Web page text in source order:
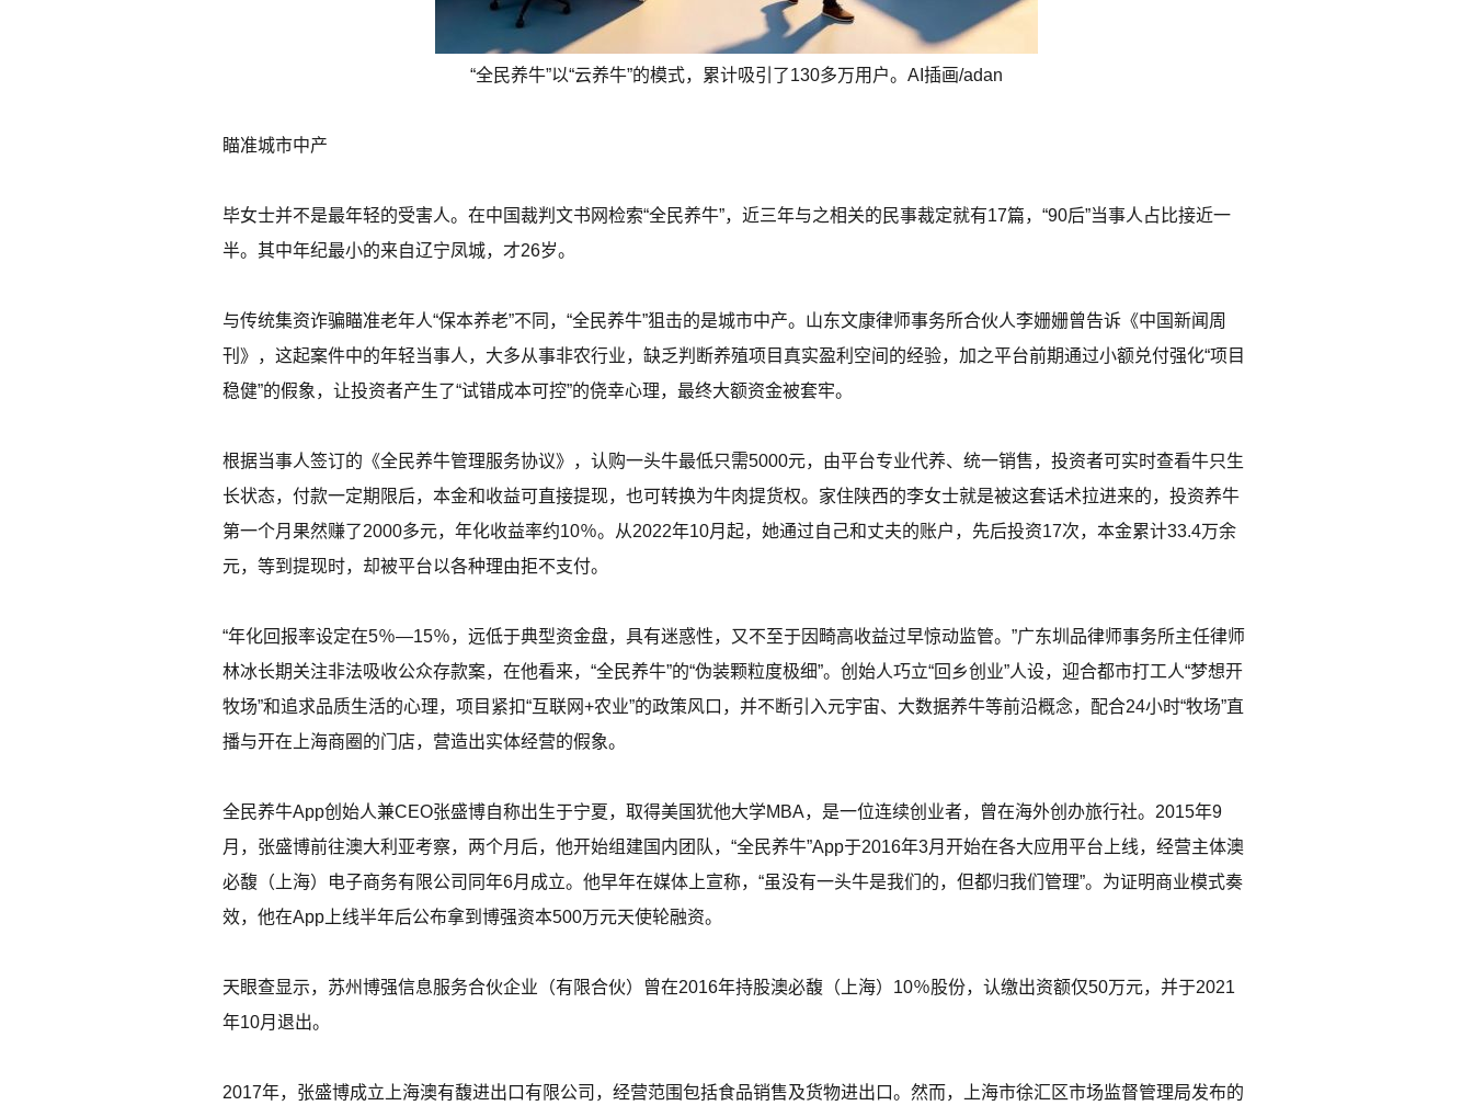
“全民养牛”以“云养牛”的模式，累计吸引了130多万用户。AI插画/adan
瞄准城市中产
毕女士并不是最年轻的受害人。在中国裁判文书网检索“全民养牛”，近三年与之相关的民事裁定就有17篇，“90后”当事人占比接近一
半。其中年纪最小的来自辽宁凤城，才26岁。
与传统集资诈骗瞄准老年人“保本养老”不同，“全民养牛”狙击的是城市中产。山东文康律师事务所合伙人李姗姗曾告诉《中国新闻周
刊》，这起案件中的年轻当事人，大多从事非农行业，缺乏判断养殖项目真实盈利空间的经验，加之平台前期通过小额兑付强化“项目
稳健”的假象，让投资者产生了“试错成本可控”的侥幸心理，最终大额资金被套牢。
根据当事人签订的《全民养牛管理服务协议》，认购一头牛最低只需5000元，由平台专业代养、统一销售，投资者可实时查看牛只生
长状态，付款一定期限后，本金和收益可直接提现，也可转换为牛肉提货权。家住陕西的李女士就是被这套话术拉进来的，投资养牛
第一个月果然赚了2000多元，年化收益率约10％。从2022年10月起，她通过自己和丈夫的账户，先后投资17次，本金累计33.4万余
元，等到提现时，却被平台以各种理由拒不支付。
“年化回报率设定在5％—15％，远低于典型资金盘，具有迷惑性，又不至于因畸高收益过早惊动监管。”广东圳品律师事务所主任律师
林冰长期关注非法吸收公众存款案，在他看来，“全民养牛”的“伪装颗粒度极细”。创始人巧立“回乡创业”人设，迎合都市打工人“梦想开
牧场”和追求品质生活的心理，项目紧扣“互联网+农业”的政策风口，并不断引入元宇宙、大数据养牛等前沿概念，配合24小时“牧场”直
播与开在上海商圈的门店，营造出实体经营的假象。
全民养牛App创始人兼CEO张盛博自称出生于宁夏，取得美国犹他大学MBA，是一位连续创业者，曾在海外创办旅行社。2015年9
月，张盛博前往澳大利亚考察，两个月后，他开始组建国内团队，“全民养牛”App于2016年3月开始在各大应用平台上线，经营主体澳
必馥（上海）电子商务有限公司同年6月成立。他早年在媒体上宣称，“虽没有一头牛是我们的，但都归我们管理”。为证明商业模式奏
效，他在App上线半年后公布拿到博强资本500万元天使轮融资。
天眼查显示，苏州博强信息服务合伙企业（有限合伙）曾在2016年持股澳必馥（上海）10％股份，认缴出资额仅50万元，并于2021
年10月退出。
2017年，张盛博成立上海澳有馥进出口有限公司，经营范围包括食品销售及货物进出口。然而，上海市徐汇区市场监督管理局发布的